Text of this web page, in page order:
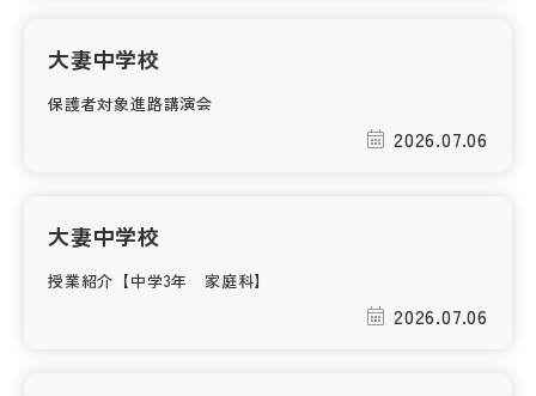
特集
お問い合わせ
大妻中学校
保護者対象進路講演会
2026.07.06
大妻中学校
授業紹介【中学3年 家庭科】
2026.07.06